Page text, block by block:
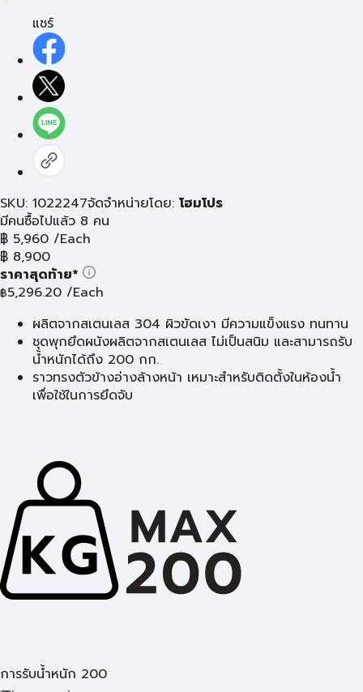
แชร์
SKU: 1022247จัดจำหน่ายโดย: โฮมโปร
มีคนซื้อไปแล้ว 8 คน
฿ 5,960 /Each
฿ 8,900
ราคาสุดท้าย*
฿5,296.20 /Each
ผลิตจากสเตนเลส 304 ผิวขัดเงา มีความแข็งแรง ทนทาน
ชุดพุกยึดผนังผลิตจากสเตนเลส ไม่เป็นสนิม และสามารถรับ
น้ำหนักได้ถึง 200 กก.
ราวทรงตัวข้างอ่างล้างหน้า เหมาะสำหรับติดตั้งในห้องน้ำ
เพื่อใช้ในการยึดจับ
การรับน้ำหนัก 200